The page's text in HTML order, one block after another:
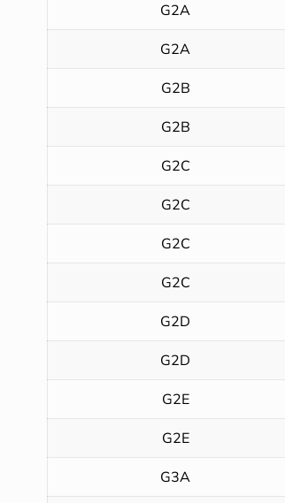
G2A
G2A
G2B
G2B
G2C
G2C
G2C
G2C
G2D
G2D
G2E
G2E
G3A